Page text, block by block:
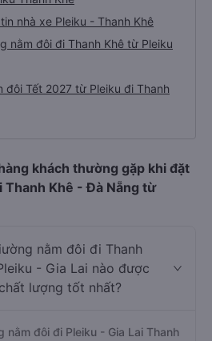
nhà xe Pleiku - Thanh Khê
nằm đôi đi Thanh Khê từ Pleiku
đôi Tết 2027 từ Pleiku đi Thanh
khách thường gặp khi đặt
Thanh Khê - Đà Nẵng từ
nằm đôi đi Thanh
- Gia Lai nào được
lượng tốt nhất?
nằm đôi đi Pleiku - Gia Lai Thanh